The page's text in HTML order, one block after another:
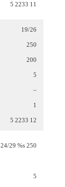
5 2233 11
19/26
250
200
5
–
1
5 2233 12
24/29 %s 250
5